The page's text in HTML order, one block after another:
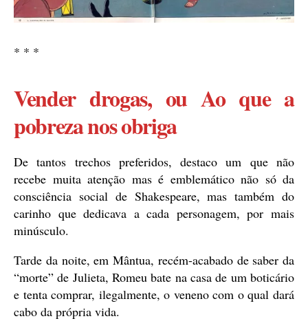
* * *
Vender drogas, ou Ao que a
pobreza nos obriga
De tantos trechos preferidos, destaco um que não
recebe muita atenção mas é emblemático não só da
consciência social de Shakespeare, mas também do
carinho que dedicava a cada personagem, por mais
minúsculo.
Tarde da noite, em Mântua, recém-acabado de saber da
“morte” de Julieta, Romeu bate na casa de um boticário
e tenta comprar, ilegalmente, o veneno com o qual dará
cabo da própria vida.